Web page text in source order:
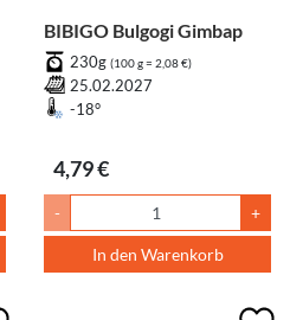
BIBIGO Bulgogi Gimbap
230g (100 g = 2,08 €)
25.02.2027
-18°
4,79 €
- +
In den Warenkorb